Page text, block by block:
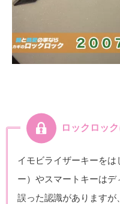
ロックロッ
イモビライザーキーを
ー）やスマートキーはデ
誤った認識があります